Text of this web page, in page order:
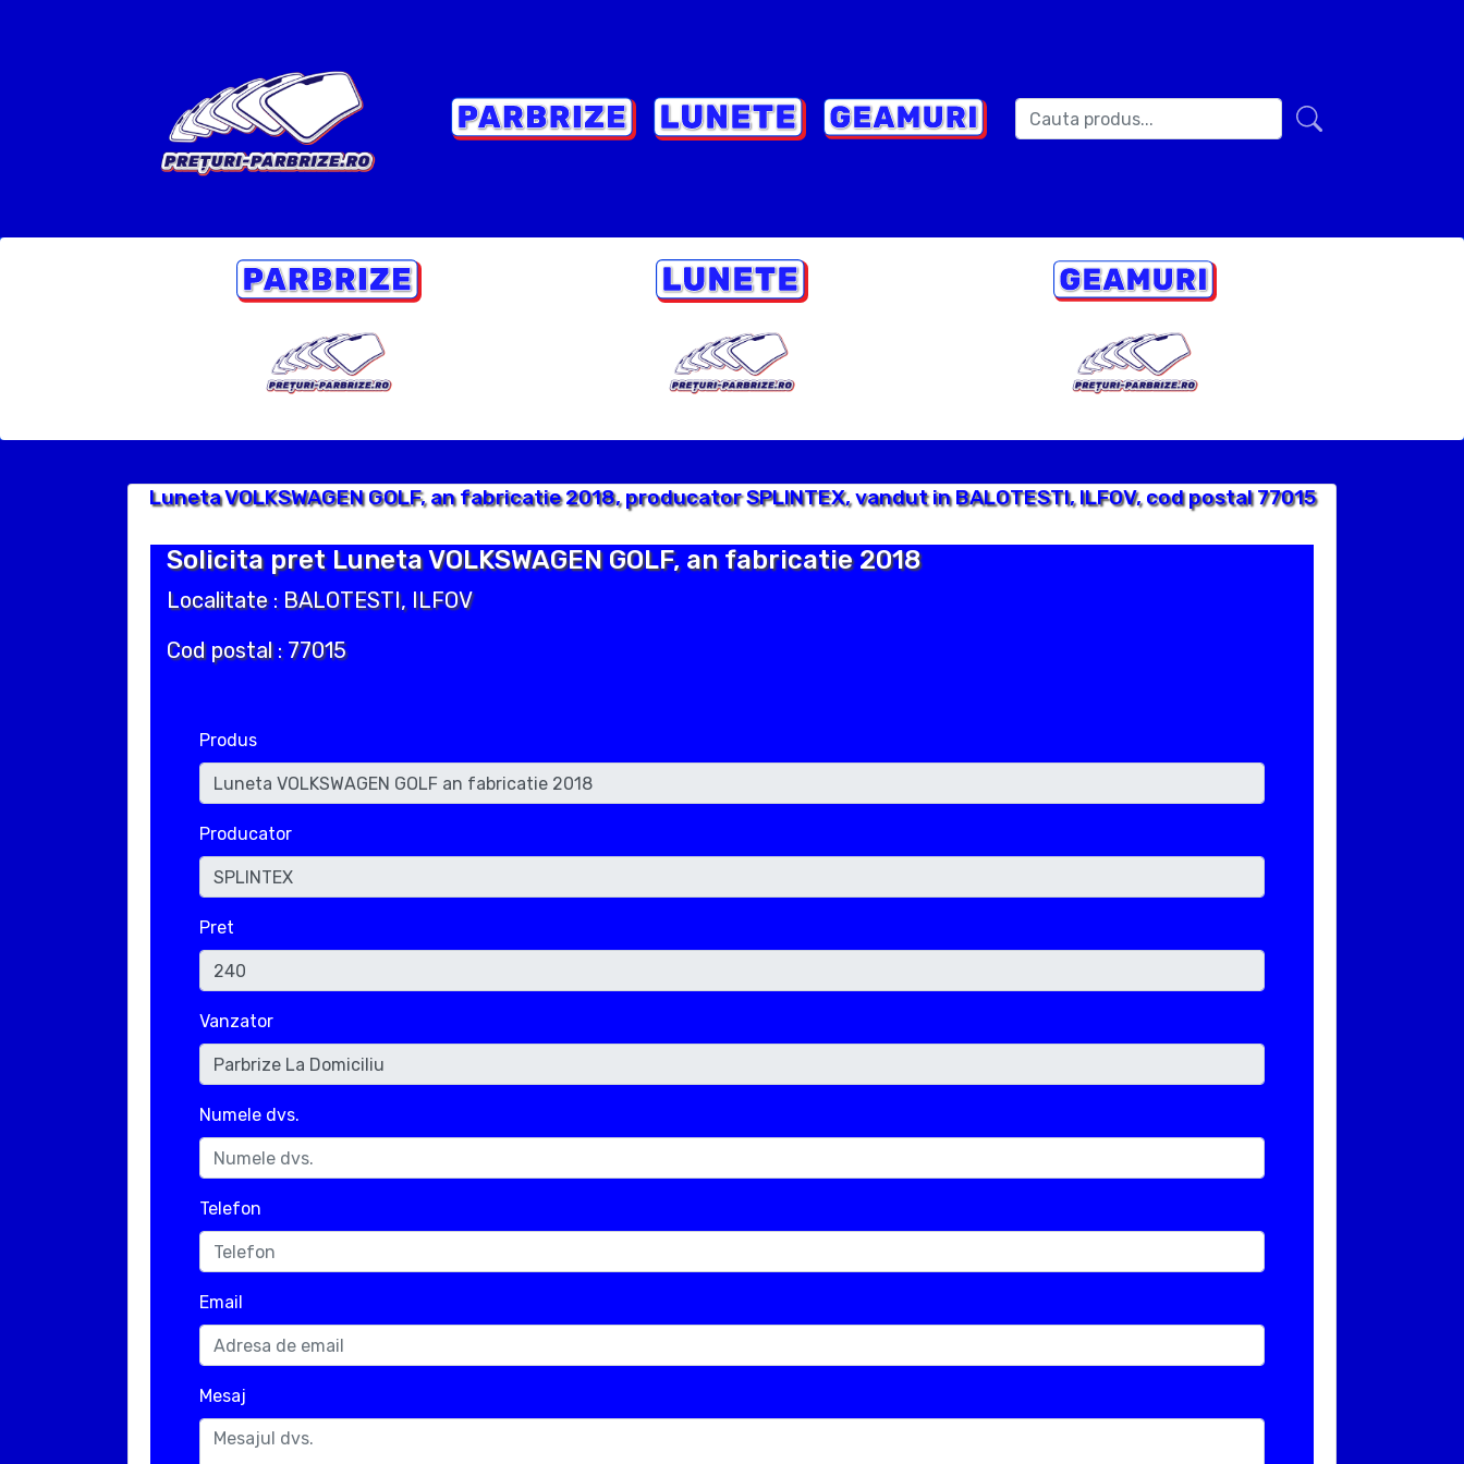
Luneta VOLKSWAGEN GOLF, an fabricatie 2018, producator SPLINTEX, vandut in BALOTESTI, ILFOV, cod postal 77015
Solicita pret Luneta VOLKSWAGEN GOLF, an fabricatie 2018
Localitate : BALOTESTI, ILFOV
Cod postal : 77015
Produs
Producator
Pret
Vanzator
Numele dvs.
Telefon
Email
Mesaj